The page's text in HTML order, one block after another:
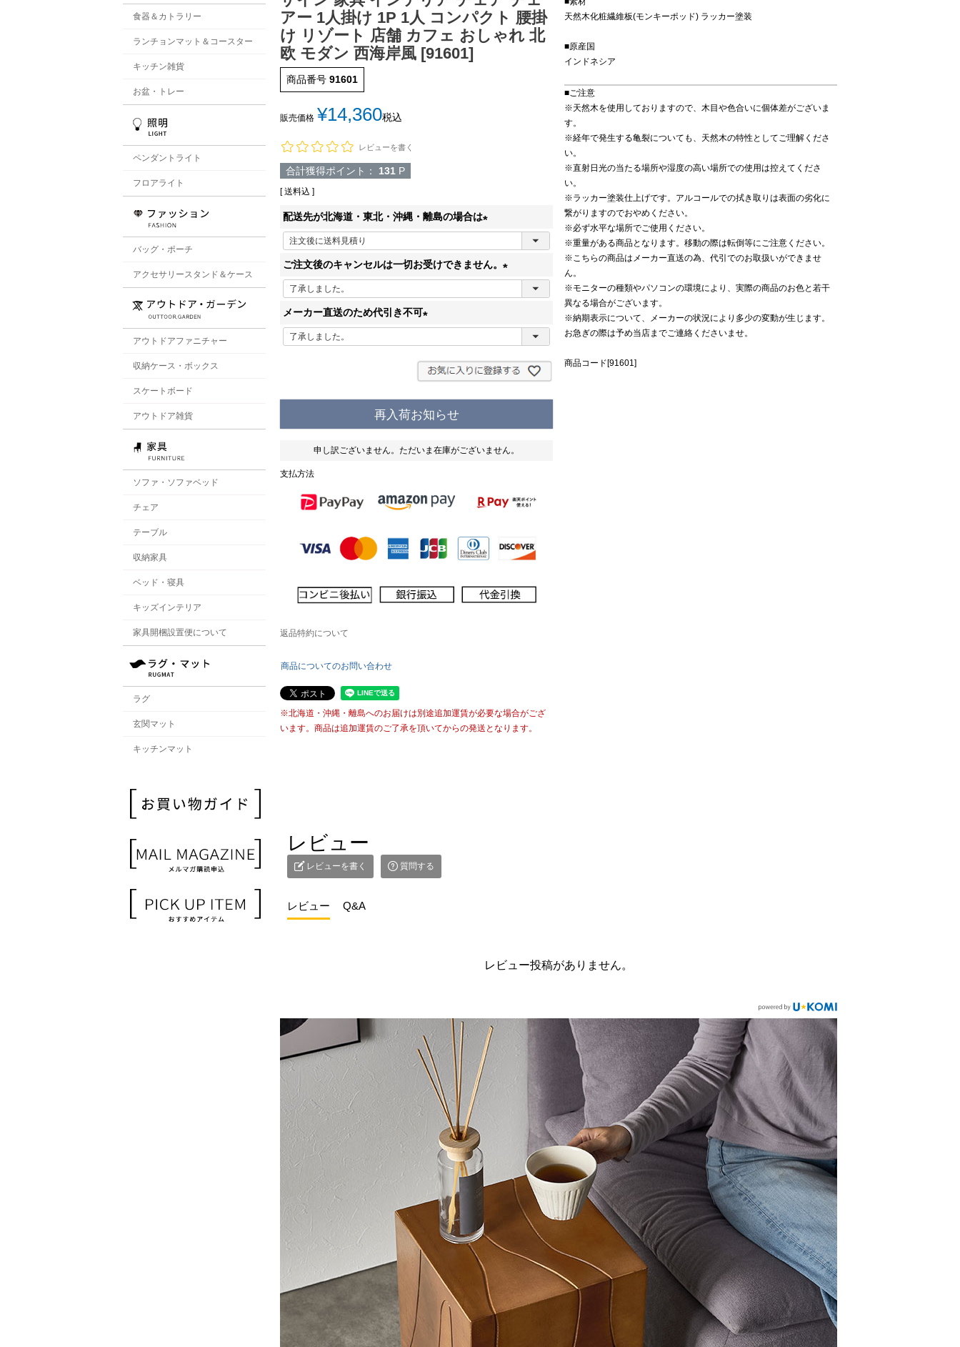
食器＆カトラリー
ランチョンマット＆コースター
キッチン雑貨
お盆・トレー
ペンダントライト
フロアライト
バッグ・ポーチ
アクセサリースタンド＆ケース
アウトドアファニチャー
収納ケース・ボックス
スケートボード
アウトドア雑貨
ソファ・ソファベッド
チェア
テーブル
収納家具
ベッド・寝具
キッズインテリア
家具開梱設置便について
ラグ
玄関マット
キッチンマット
アー 1人掛け 1P 1人 コンパクト 腰掛
け リゾート 店舗 カフェ おしゃれ 北
欧 モダン 西海岸風 [91601]
商品番号 91601
販売価格 ¥14,360税込
レビューを書く
合計獲得ポイント： 131 P
送料込
配送先が北海道・東北・沖縄・離島の場合は
必
ご注文後のキャンセルは一切お受けできません。
メーカー直送のため代引き不可
須
再入荷お知らせ
申し訳ございません。ただいま在庫がございません。
支払方法
返品特約について
商品についてのお問い合わせ
※北海道・沖縄・離島へのお届けは別途追加運賃が必要な場合がござ
います。商品は追加運賃のご了承を頂いてからの発送となります。
天然木化粧繊維板(モンキーポッド) ラッカー塗装
■原産国
インドネシア
■ご注意
※天然木を使用しておりますので、木目や色合いに個体差がございま
す。
※経年で発生する亀裂についても、天然木の特性としてご理解くださ
い。
※直射日光の当たる場所や湿度の高い場所での使用は控えてくださ
い。
※ラッカー塗装仕上げです。アルコールでの拭き取りは表面の劣化に
繋がりますのでおやめください。
※必ず水平な場所でご使用ください。
※重量がある商品となります。移動の際は転倒等にご注意ください。
※こちらの商品はメーカー直送の為、代引でのお取扱いができませ
ん。
※モニターの種類やパソコンの環境により、実際の商品のお色と若干
異なる場合がございます。
※納期表示について、メーカーの状況により多少の変動が生じます。
お急ぎの際は予め当店までご連絡くださいませ。
商品コード[91601]
レビュー
レビューを書く 質問する
レビュー Q&A
レビュー投稿がありません。